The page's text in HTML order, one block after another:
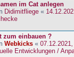
im Cat anlegen
Didimitfliege «
zum einbauen ?
Webkicks «
Entwicklungen /